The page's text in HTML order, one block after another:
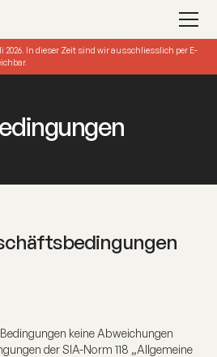
2026. In dieser Zeit sind wir ausschliesslich per E-
keine Abweichungen
der SIA-Norm 118 „Allgemeine